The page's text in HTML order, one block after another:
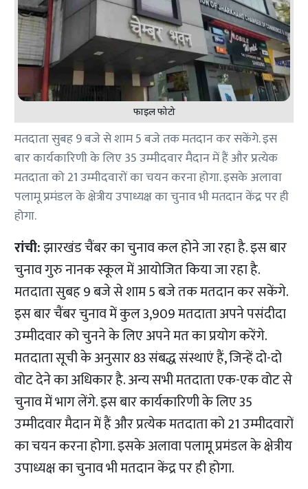
फाइल फोटो
मतदाता सुबह 9 बजे से शाम 5 बजे तक मतदान कर सकेंगे. इस
बार कार्यकारिणी के लिए 35 उम्मीदवार मैदान में हैं और प्रत्येक
मतदाता को 21 उम्मीदवारों का चयन करना होगा. इसके अलावा
पलामू प्रमंडल के क्षेत्रीय उपाध्यक्ष का चुनाव भी मतदान केंद्र पर ही
होगा.
रांची:झारखंड चैंबर का चुनाव कल होने जा रहा है. इस बार
चुनाव गुरु नानक स्कूल में आयोजित किया जा रहा है.
मतदाता सुबह 9 बजे से शाम 5 बजे तक मतदान कर सकेंगे.
इस बार चैंबर चुनाव में कुल 3,909 मतदाता अपने पसंदीदा
उम्मीदवार को चुनने के लिए अपने मत का प्रयोग करेंगे.
मतदाता सूची के अनुसार 83 संबद्ध संस्थाएं हैं, जिन्हें दो-दो
वोट देने का अधिकार है. अन्य सभी मतदाता एक-एक वोट से
चुनाव में भाग लेंगे. इस बार कार्यकारिणी के लिए 35
उम्मीदवार मैदान में हैं और प्रत्येक मतदाता को 21 उम्मीदवारों
का चयन करना होगा. इसके अलावा पलामू प्रमंडल के क्षेत्रीय
उपाध्यक्ष का चुनाव भी मतदान केंद्र पर ही होगा.